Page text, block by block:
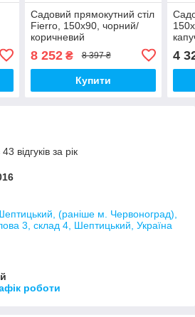
Садовий прямокутний стіл
Fierro, 150х90, чорний/
коричневий
8 252₴ 8 397 ₴
Купити
4
відгуків за рік
(раніше м. Червоноград),
3, склад 4, Шептицький, Україна
роботи